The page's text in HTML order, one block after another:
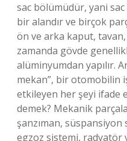
sac bölümüdür, yani
bir alandır ve birçok
ön ve arka kaput, tavan,
zamanda gövde
alüminyumdan yapılır.
mekan”, bir otomobilin
etkileyen her şeyi ifade
demek? Mekanik
şanzıman,
egzoz sistemi, radyatör